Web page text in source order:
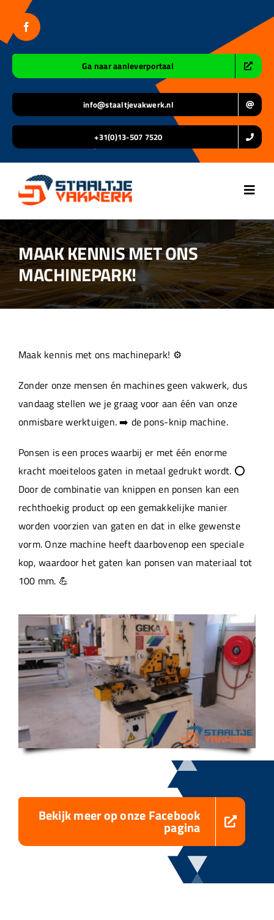
inhoud
Ga naar aanleverportaal
info@staaltjevakwerk.nl
+31(0)13-507 7520
Home
Over ons
Machinepark
Werken bij
MAAK KENNIS MET ONS
MACHINEPARK!
Maak kennis met ons machinepark! ⚙️
Zonder onze mensen én machines geen vakwerk, dus
vandaag stellen we je graag voor aan één van onze
onmisbare werktuigen. ➡️ de pons-knip machine.
Ponsen is een proces waarbij er met één enorme
kracht moeiteloos gaten in metaal gedrukt wordt. ⭕
Door de combinatie van knippen en ponsen kan een
rechthoekig product op een gemakkelijke manier
worden voorzien van gaten en dat in elke gewenste
vorm. Onze machine heeft daarbovenop een speciale
kop, waardoor het gaten kan ponsen van materiaal tot
100 mm. 💪
Bekijk meer op onze Facebook
pagina